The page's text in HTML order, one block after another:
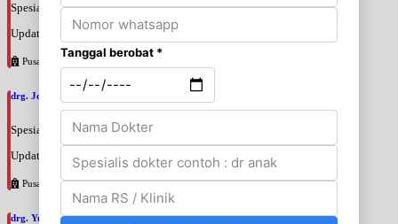
Spesialis: Gigi
Update terakhir: 2026-08-07 11:28:10
Pusat Pertamina
drg. Joko Prihantono, SpPros
Spesialis: Gigi
Update terakhir: 2026-08-07 11:26:00
Pusat Pertamina
drg. Yuri Desi Pratamasari, SpKGA